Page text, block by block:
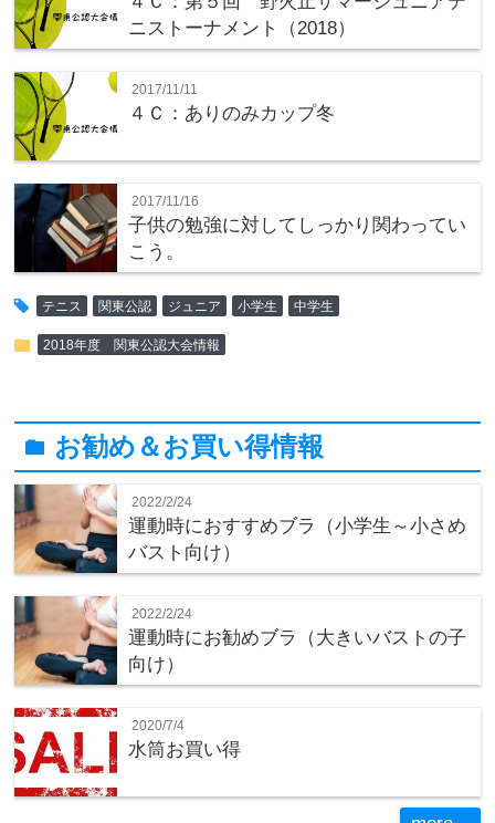
ニストーナメント（2018）
2017/11/11
４Ｃ：ありのみカップ冬
2017/11/16
子供の勉強に対してしっかり関わってい
こう。
tag テニス 関東公認 ジュニア 小学生 中学生
folder 2018年度 関東公認大会情報
folder お勧め＆お買い得情報
2022/2/24
運動時におすすめブラ（小学生～小さめ
バスト向け）
2022/2/24
運動時にお勧めブラ（大きいバストの子
向け）
2020/7/4
水筒お買い得